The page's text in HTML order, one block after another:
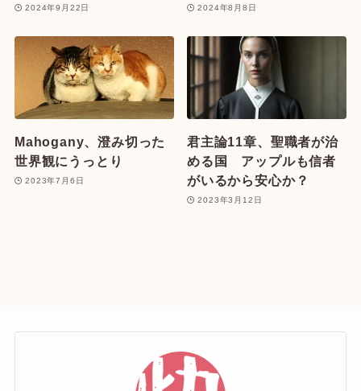
2024年9月22日 2024年8月8日
Mahogany、澄み切った
世界観にうっとり
2023年7月6日
君主論11章、聖職者が治
める国 アップルも信者
がいるから安心か？
2023年3月12日